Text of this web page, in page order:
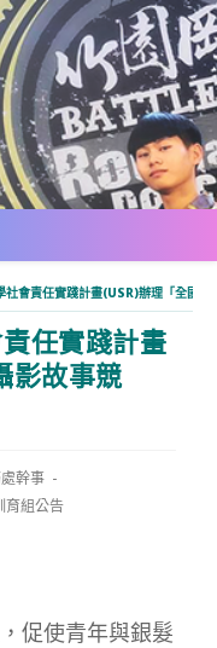
社會責任實踐計畫(USR)辦理「全國學
任實踐計畫
影故事競
幹事
育組公告
促使青年與銀髮